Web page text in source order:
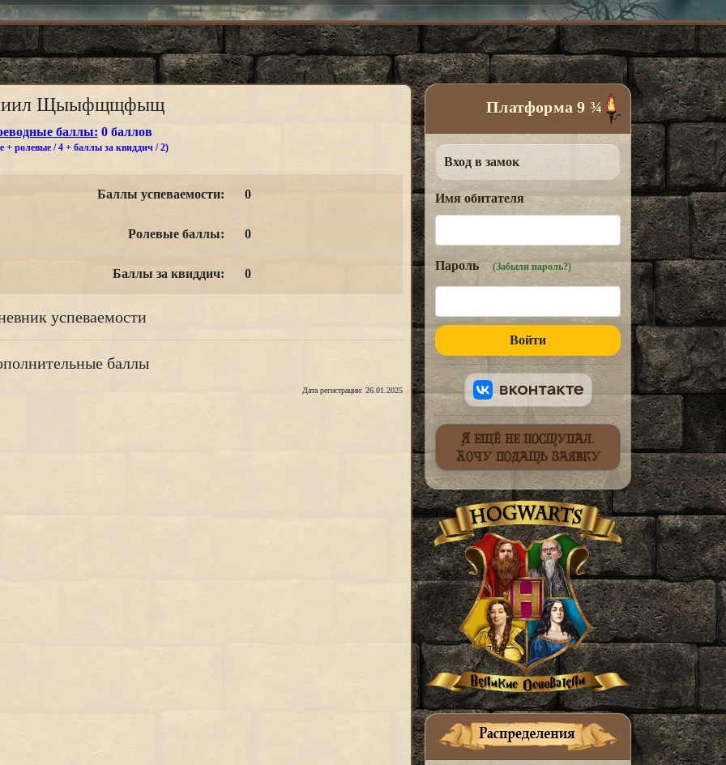
Щыыфщщфыщ
баллы: 0 баллов
+ ролевые / 4 + баллы за квиддич / 2)
Баллы успеваемости: 0
Ролевые баллы: 0
Баллы за квиддич: 0
успеваемости
баллы
Дата регистрации: 26.01.2025
Платформа 9 ¾
Вход в замок
Имя обитателя
Пароль (Забыли пароль?)
Я ещё не поступал.
Хочу подать заявку